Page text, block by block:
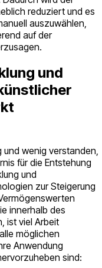
reduziert und es
auszuwählen,
auf der
und
wenig verstanden,
für die Entstehung
und
zur Steigerung
innerhalb des
ist viel Arbeit
möglichen
Anwendung
sind: